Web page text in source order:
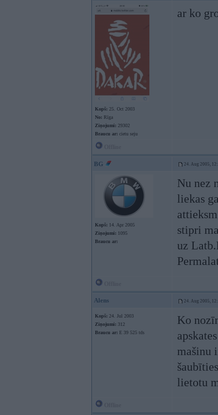
Kopš: 25. Oct 2003
No: Rīga
Ziņojumi: 29302
Braucu ar: cietu seju
ar ko
BG 24. Aug 2005,
Kopš: 14. Apr 2005
Ziņojumi: 1095
Braucu ar:
Nu nez
liekas
stipri
uz
Alens 24. Aug 2005,
Kopš: 24. Jul 2003
Ziņojumi: 312
Braucu ar: E 39 525 tds
Ko
mašinu
lietotu